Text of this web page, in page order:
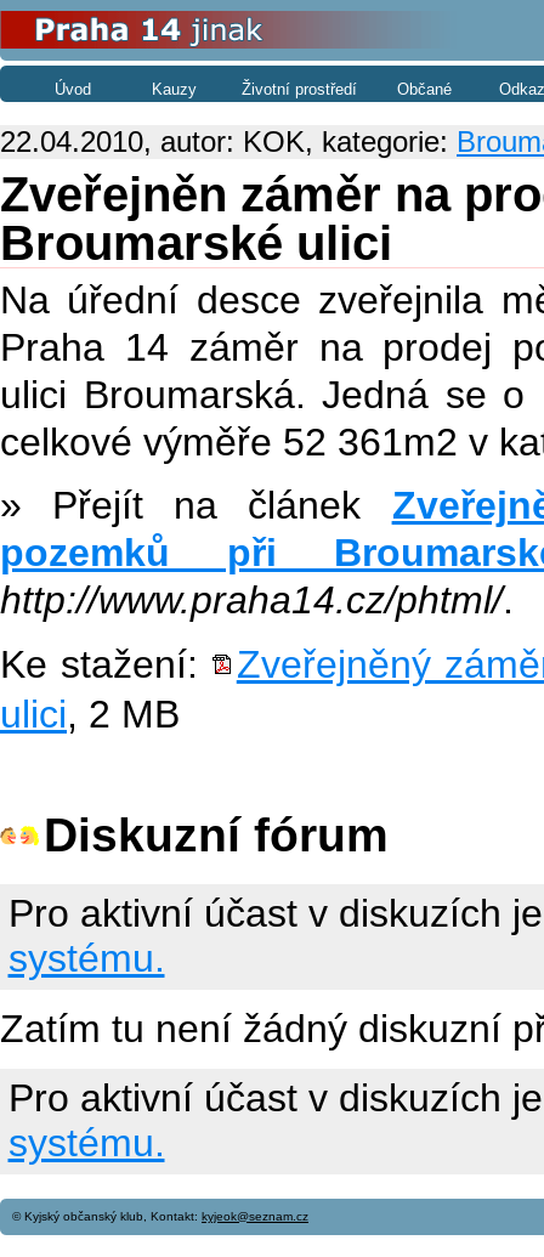
Úvod Kauzy Životní prostředí Občané
22.04.2010, autor: KOK, kategorie:
Zveřejněn záměr na
Broumarské ulici
Na úřední desce zveřejnila
Praha 14 záměr na prodej
ulici Broumarská. Jedná se o
celkové výměře 52 361m2 v
» Přejít na článek
pozemků při
http://www.praha14.cz/phtml/.
Ke stažení:
Zveřejněný
ulici, 2 MB
Diskuzní fórum
Pro aktivní účast v diskuzích
systému.
Zatím tu není žádný diskuzní
Pro aktivní účast v diskuzích
systému.
© Kyjský občanský klub, Kontakt: kyjeok@seznam.cz